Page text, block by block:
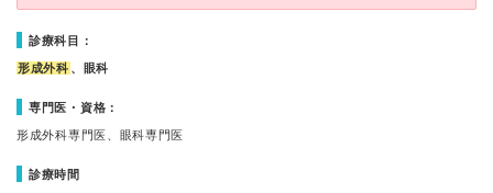
診療科目：
形成外科 、眼科
専門医・資格：
形成外科専門医、眼科専門医
診療時間